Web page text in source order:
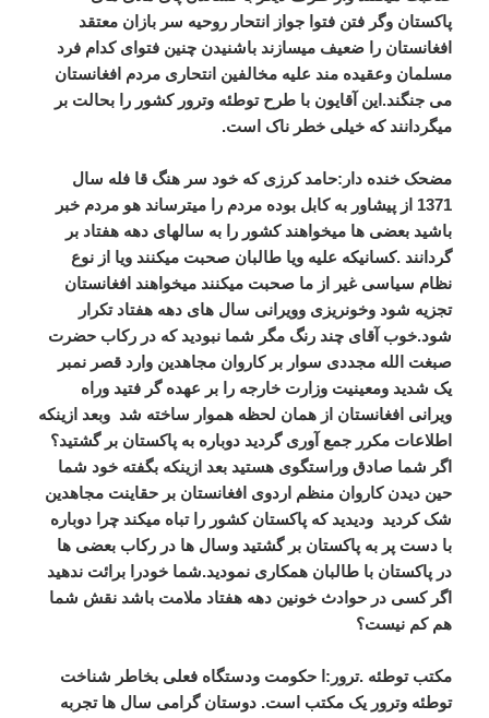
پاکستان وگر فتن فتوا جواز انتحار روحیه سر بازان معتقد
افغانستان را ضعیف میسازند باشنیدن چنین فتوای کدام فرد
مسلمان وعقیده مند علیه مخالفین انتحاری مردم افغانستان
می جنگند.این آقایون با طرح توطئه وترور کشور را بحالت بر
میگردانند که خیلی خطر ناک است.
مضحک خنده دار :حامد کرزی که خود سر هنگ قا فله سال
1371 از پیشاور به کابل بوده مردم را میترساند هو مردم خبر
باشید بعضی ها میخواهند کشور را به سالهای دهه هفتاد بر
گردانند .کسانیکه علیه ویا طالبان صحبت میکنند ویا از نوع
نظام سیاسی غیر از ما صحبت میکنند میخواهند افغانستان
تجزیه شود وخونریزی وویرانی سال های دهه هفتاد تکرار
شود.خوب آقای چند رنگ مگر شما نبودید که در رکاب حضرت
صبغت الله مجددی سوار بر کاروان مجاهدین وارد قصر نمبر
یک شدید ومعینیت وزارت خارجه را بر عهده گر فتید وراه
ویرانی افغانستان از همان لحظه هموار ساخته شد وبعد ازینکه
اطلاعات مکرر جمع آوری گردید دوباره به پاکستان بر گشتید؟
اگر شما صادق وراستگوی هستید بعد ازینکه بگفته خود شما
حین دیدن کاروان منظم اردوی افغانستان بر حقاینت مجاهدین
شک کردید ودیدید که پاکستان کشور را تباه میکند چرا دوباره
با دست پر به پاکستان بر گشتید وسال ها در رکاب بعضی ها
در پاکستان با طالبان همکاری نمودید.شما خودرا برائت ندهید
اگر کسی در حوادث خونین دهه هفتاد ملامت باشد نقش شما
هم کم نیست؟
مکتب توطئه .ترور :ا حکومت ودستگاه فعلی بخاطر شناخت
توطئه وترور یک مکتب است. دوستان گرامی سال ها تجربه